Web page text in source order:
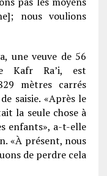
nous voulions
une veuve de 56
Kafr Ra’i, est
mètres carrés
saisie. «Après le
la seule chose à
enfants», a-t-elle
«À présent, nous
de perdre cela